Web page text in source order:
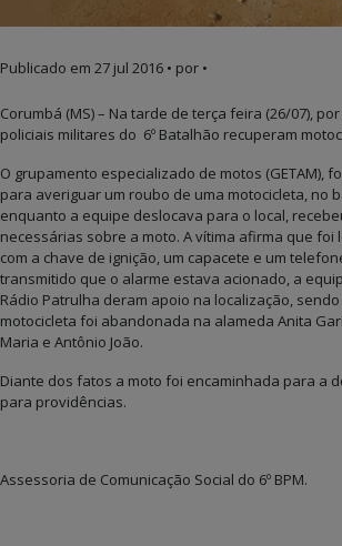
Publicado em 27 jul 2016 • por •
Corumbá (MS) – Na tarde de terça feira (26/07),
policiais militares do 6º Batalhão recuperam
O grupamento especializado de motos (GETAM),
para averiguar um roubo de uma motocicleta, no
enquanto a equipe deslocava para o local,
necessárias sobre a moto. A vítima afirma que foi
com a chave de ignição, um capacete e um
transmitido que o alarme estava acionado, a
Rádio Patrulha deram apoio na localização,
motocicleta foi abandonada na alameda Anita
Maria e Antônio João.
Diante dos fatos a moto foi encaminhada para a
para providências.
Assessoria de Comunicação Social do 6º BPM.